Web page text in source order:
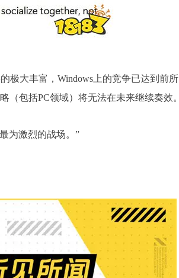
极大丰富，Windows上的竞争已达到前所
包括PC领域）将无法在未来继续奏效。
为激烈的战场。”